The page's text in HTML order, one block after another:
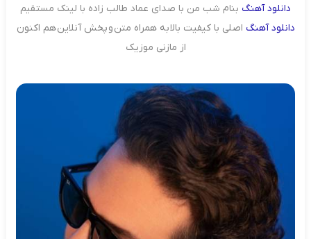
دانلودآهنگ بنام شب من با صدای عماد طالب زاده با لینک مستقیم
دانلودآهنگ اصلی با کیفیت بالا به همراه متن و پخش آنلاین هم اکنون
از مازنی موزیک